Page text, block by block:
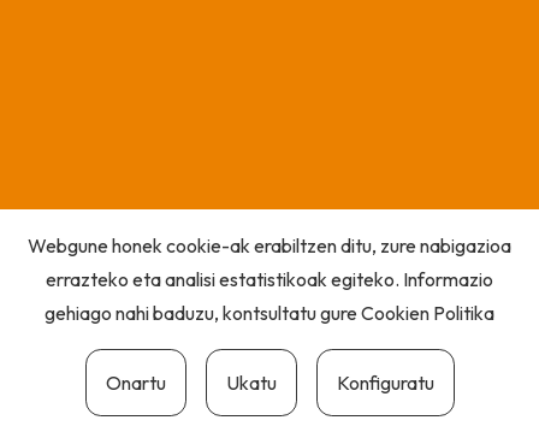
Webgune honek cookie-ak erabiltzen ditu, zure nabigazioa
errazteko eta analisi estatistikoak egiteko. Informazio
gehiago nahi baduzu, kontsultatu gureCookien Politika
Onartu Ukatu Konfiguratu